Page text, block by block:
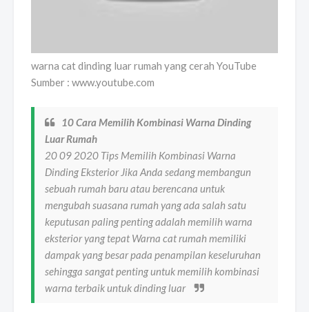
warna cat dinding luar rumah yang cerah YouTube
Sumber : www.youtube.com
10 Cara Memilih Kombinasi Warna Dinding
Luar Rumah
20 09 2020 Tips Memilih Kombinasi Warna
Dinding Eksterior Jika Anda sedang membangun
sebuah rumah baru atau berencana untuk
mengubah suasana rumah yang ada salah satu
keputusan paling penting adalah memilih warna
eksterior yang tepat Warna cat rumah memiliki
dampak yang besar pada penampilan keseluruhan
sehingga sangat penting untuk memilih kombinasi
warna terbaik untuk dinding luar